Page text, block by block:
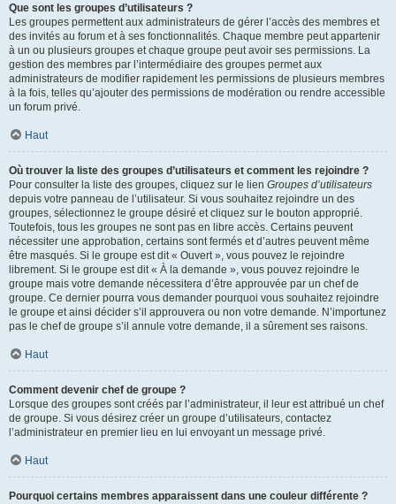
Que sont les groupes d’utilisateurs ?
Les groupes permettent aux administrateurs de gérer l’accès des membres et
des invités au forum et à ses fonctionnalités. Chaque membre peut appartenir
à un ou plusieurs groupes et chaque groupe peut avoir ses permissions. La
gestion des membres par l’intermédiaire des groupes permet aux
administrateurs de modifier rapidement les permissions de plusieurs membres
à la fois, telles qu’ajouter des permissions de modération ou rendre accessible
un forum privé.
Haut
Où trouver la liste des groupes d’utilisateurs et comment les rejoindre ?
Pour consulter la liste des groupes, cliquez sur le lien Groupes d’utilisateurs
depuis votre panneau de l’utilisateur. Si vous souhaitez rejoindre un des
groupes, sélectionnez le groupe désiré et cliquez sur le bouton approprié.
Toutefois, tous les groupes ne sont pas en libre accès. Certains peuvent
nécessiter une approbation, certains sont fermés et d’autres peuvent même
être masqués. Si le groupe est dit « Ouvert », vous pouvez le rejoindre
librement. Si le groupe est dit « À la demande », vous pouvez rejoindre le
groupe mais votre demande nécessitera d’être approuvée par un chef de
groupe. Ce dernier pourra vous demander pourquoi vous souhaitez rejoindre
le groupe et ainsi décider s’il approuvera ou non votre demande. N’importunez
pas le chef de groupe s’il annule votre demande, il a sûrement ses raisons.
Haut
Comment devenir chef de groupe ?
Lorsque des groupes sont créés par l’administrateur, il leur est attribué un chef
de groupe. Si vous désirez créer un groupe d’utilisateurs, contactez
l’administrateur en premier lieu en lui envoyant un message privé.
Haut
Pourquoi certains membres apparaissent dans une couleur différente ?